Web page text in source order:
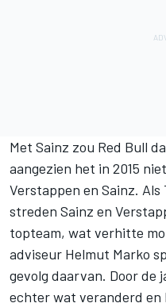
Met Sainz zou Red Bull
aangezien het in 2015
Verstappen en Sainz.
streden Sainz en
topteam, wat verhitte
adviseur Helmut Marko
gevolg daarvan. Door de
echter wat veranderd en